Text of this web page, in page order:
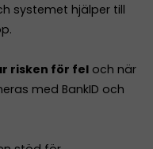
systemet hjälper till
risken för fel och när
med BankID och